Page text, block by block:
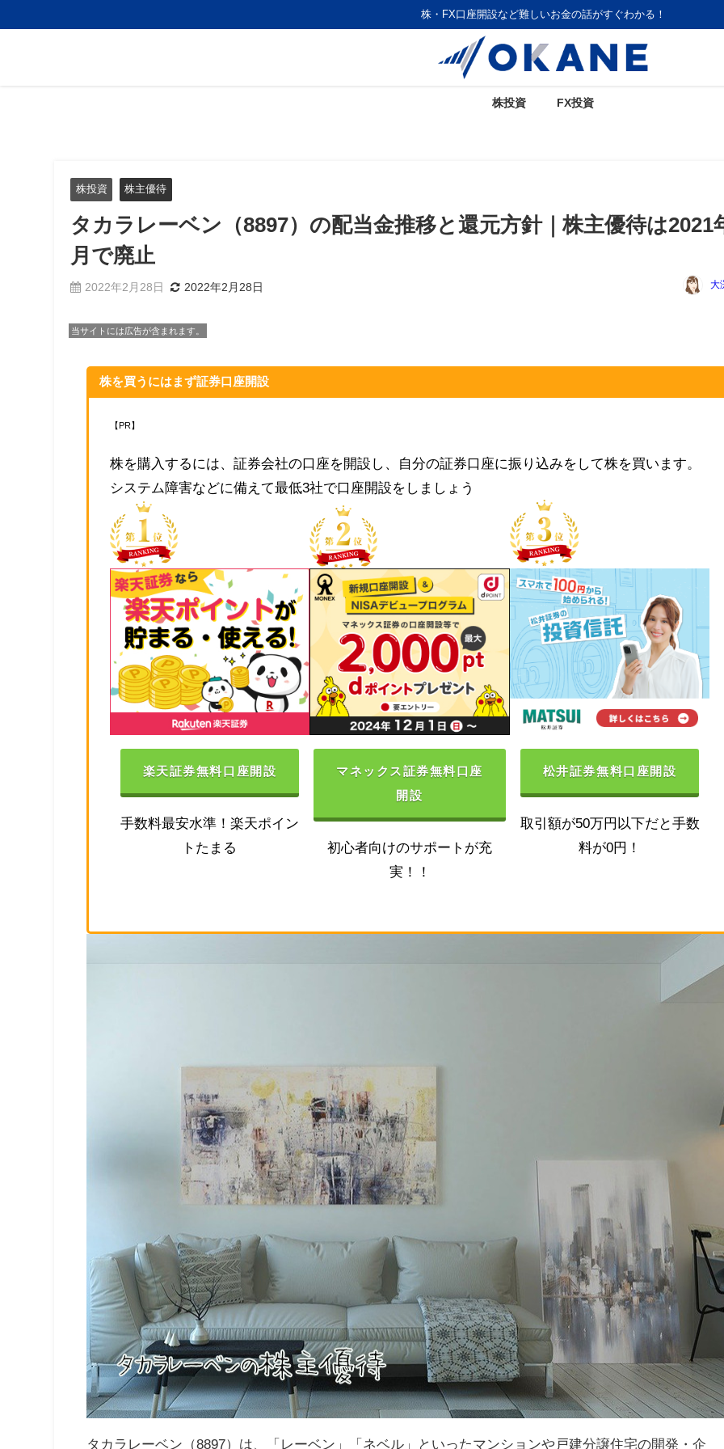
株・FX口座開設など難しいお金の話がすぐわかる！
株投資 FX投資
株投資 株主優待
タカラレーベン（8897）の配当金推移と還元方針｜株主優待は2021
月で廃止
2022年2月28日 2022年2月28日 大
当サイトには広告が含まれます。
株を買うにはまず証券口座開設
【PR】
株を購入するには、証券会社の口座を開設し、自分の証券口座に振り込みをして株を買います。
システム障害などに備えて最低3社で口座開設をしましょう
楽天証券無料口座開設
手数料最安水準！楽天ポイン
トたまる
マネックス証券無料口座
開設
初心者向けのサポートが充
実！！
松井証券無料口座開設
取引額が50万円以下だと手数
料が0円！
タカラレーベン（8897）は、「レーベン」「ネベル」といったマンションや戸建分譲住宅の開発・企